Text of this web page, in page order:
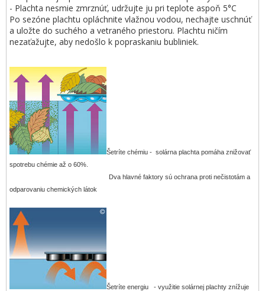
- Plachta nesmie zmrznúť, udržujte ju pri teplote aspoň 5°C
Po sezóne plachtu opláchnite vlažnou vodou, nechajte uschnúť
a uložte do suchého a vetraného priestoru. Plachtu ničím
nezaťažujte, aby nedošlo k popraskaniu bubliniek.
Šetríte chémiu - solárna plachta pomáha znižovať
spotrebu chémie až o 60%.
Dva hlavné faktory sú ochrana proti nečistotám a
odparovaniu chemických látok
Šetríte energiu - využitie solárnej plachty znížuje